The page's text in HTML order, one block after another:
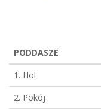
PODDASZE
1. Hol
2. Pokój